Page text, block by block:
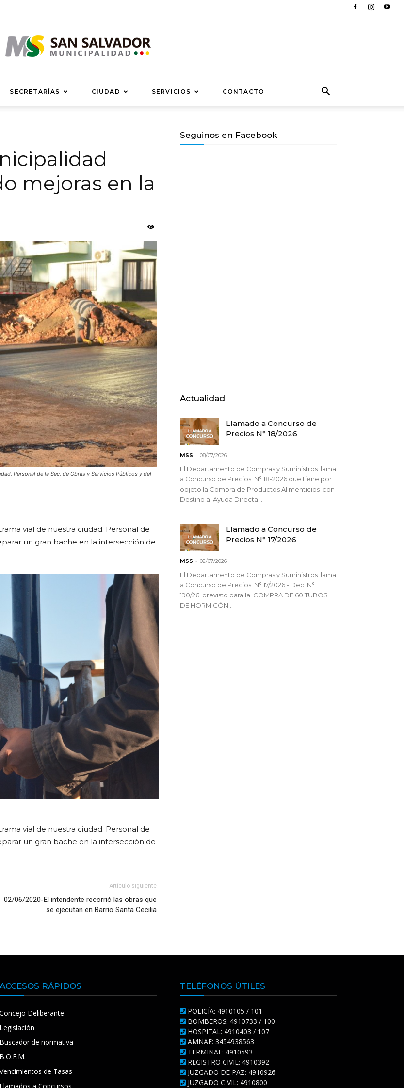
Municipalidad
de
Salvador
SECRETARÍAS CIUDAD SERVICIOS CONTACTO
mejoras en la
Personal de la Sec. de Obras y Servicios Públicos y del
vial de nuestra ciudad. Personal de
un gran bache en la intersección de
vial de nuestra ciudad. Personal de
un gran bache en la intersección de
Artículo siguiente
02/06/2020-El intendente recorrió las obras que
se ejecutan en Barrio Santa Cecilia
Seguinos en Facebook
Actualidad
Llamado a Concurso de
Precios N° 18/2026
MSS - 08/07/2026
El Departamento de Compras y Suministros llama
a Concurso de Precios N° 18-2026 que tiene por
objeto la Compra de Productos Alimenticios con
Destino a Ayuda Directa;...
Llamado a Concurso de
Precios N° 17/2026
MSS - 02/07/2026
El Departamento de Compras y Suministros llama
a Concurso de Precios N° 17/2026 - Dec. N°
190/26 previsto para la COMPRA DE 60 TUBOS
DE HORMIGÓN...
ACCESOS RÁPIDOS
Concejo Deliberante
Legislación
Buscador de normativa
B.O.E.M.
Vencimientos de Tasas
Llamados a Concursos
TELÉFONOS ÚTILES
POLICÍA: 4910105 / 101
BOMBEROS: 4910733 / 100
HOSPITAL: 4910403 / 107
AMNAF: 3454938563
TERMINAL: 4910593
REGISTRO CIVIL: 4910392
JUZGADO DE PAZ: 4910926
JUZGADO CIVIL: 4910800